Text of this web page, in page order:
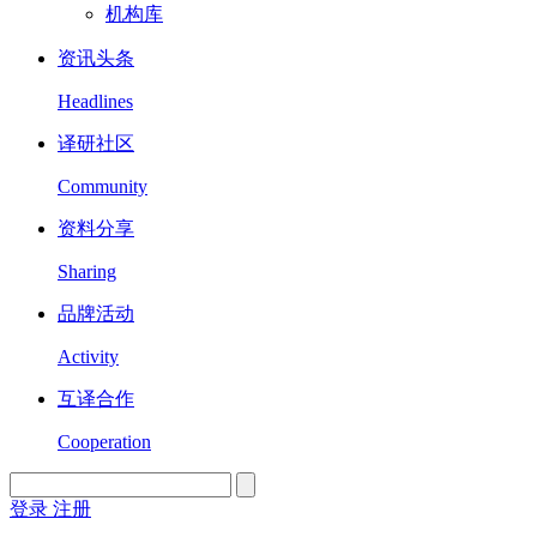
机构库
资讯头条
Headlines
译研社区
Community
资料分享
Sharing
品牌活动
Activity
互译合作
Cooperation
登录 注册